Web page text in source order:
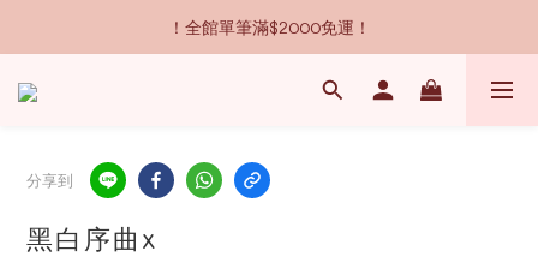
！全館單筆滿$2000免運！
分享到
黑白序曲x